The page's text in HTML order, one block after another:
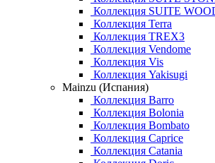
Коллекция SUITE
Коллекция Terra
Коллекция TREX3
Коллекция Vendome
Коллекция Vis
Коллекция Yakisugi
Mainzu (Испания)
Коллекция Barro
Коллекция Bolonia
Коллекция Bombato
Коллекция Caprice
Коллекция Catania